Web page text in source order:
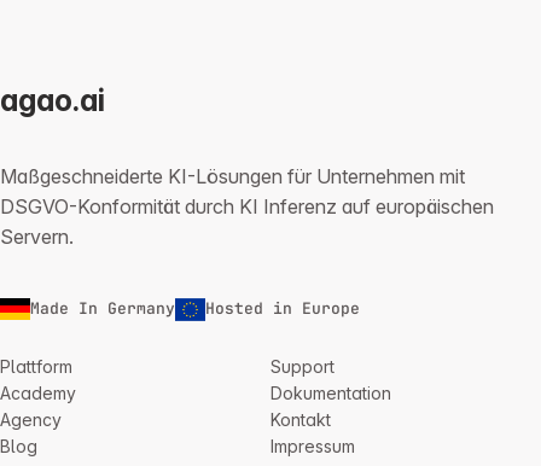
agao.ai
Maßgeschneiderte KI-Lösungen für Unternehmen mit
DSGVO-Konformität durch KI Inferenz auf europäischen
Servern.
Made In Germany Hosted in Europe
Plattform
Academy
Agency
Blog
Support
Dokumentation
Kontakt
Impressum